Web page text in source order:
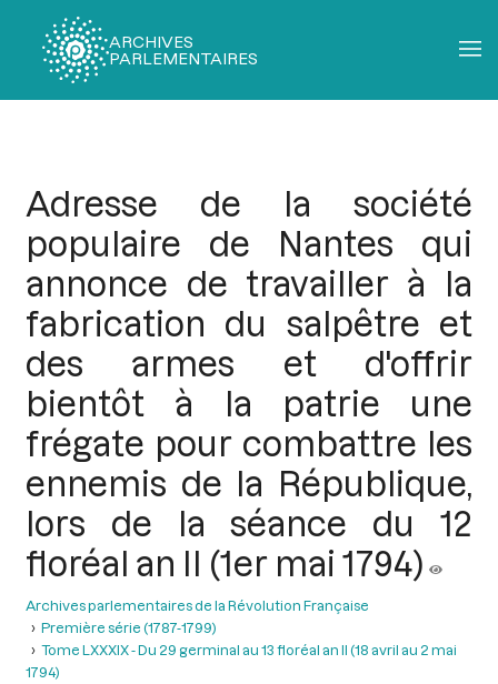
ARCHIVES
PARLEMENTAIRES
Adresse de la société
populaire de Nantes qui
annonce de travailler à la
fabrication du salpêtre et
des armes et d'offrir
bientôt à la patrie une
frégate pour combattre les
ennemis de la République,
lors de la séance du 12
floréal an II (1er mai 1794)
Archives parlementaires de la Révolution Française
Première série (1787-1799)
Tome LXXXIX - Du 29 germinal au 13 floréal an II (18 avril au 2 mai
1794)